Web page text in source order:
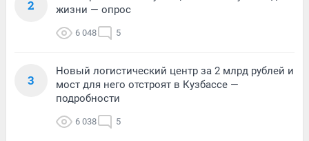
2
жизни — опрос
6 048 5
3
Новый логистический центр за 2 млрд рублей и
мост для него отстроят в Кузбассе —
подробности
6 038 5